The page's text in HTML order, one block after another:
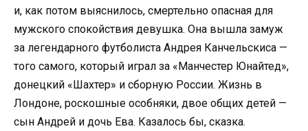
и, как потом выяснилось, смертельно опасная для
мужского спокойствия девушка. Она вышла замуж
за легендарного футболиста Андрея Канчельскиса —
того самого, который играл за «Манчестер Юнайтед»,
донецкий «Шахтер» и сборную России. Жизнь в
Лондоне, роскошные особняки, двое общих детей —
сын Андрей и дочь Ева. Казалось бы, сказка.